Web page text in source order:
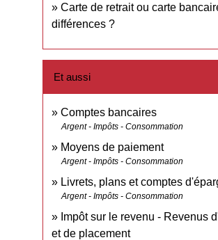
Carte de retrait ou carte
différences ?
Et aussi
Comptes bancaires
Argent - Impôts - Consommation
Moyens de paiement
Argent - Impôts - Consommation
Livrets, plans et comptes
Argent - Impôts - Consommation
Impôt sur le revenu - Revenus
et de placement